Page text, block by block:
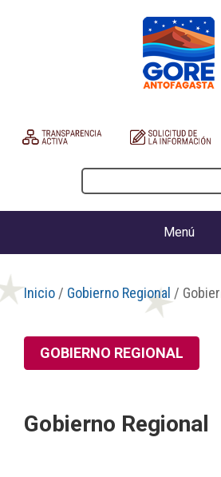
Menú
Inicio / Gobierno Regional /
GOBIERNO REGIONAL
Gobierno Regional